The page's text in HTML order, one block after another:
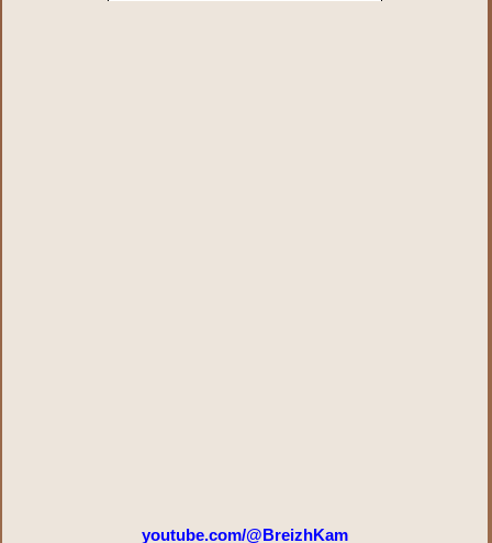
youtube.com/@BreizhKam